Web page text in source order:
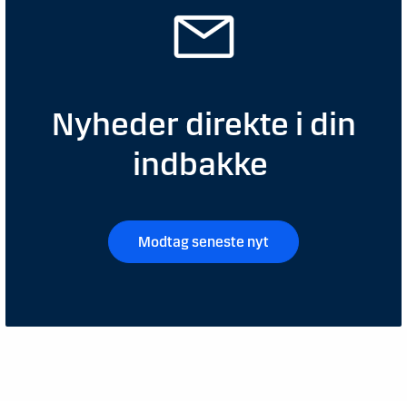
Nyheder direkte i din
indbakke
Modtag seneste nyt